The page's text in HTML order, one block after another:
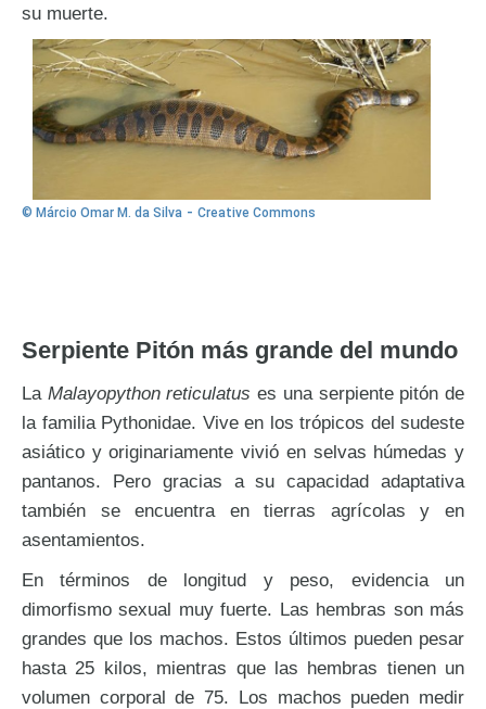
su muerte.
© Márcio Omar M. da Silva - Creative Commons
Serpiente Pitón más grande del mundo
La Malayopython reticulatuses una serpiente pitón de
la familia Pythonidae. Vive en los trópicos del sudeste
asiático y originariamente vivió en selvas húmedas y
pantanos. Pero gracias a su capacidad adaptativa
también se encuentra en tierras agrícolas y en
asentamientos.
En términos de longitud y peso, evidencia un
dimorfismo sexual muy fuerte. Las hembras son más
grandes que los machos. Estos últimos pueden pesar
hasta 25 kilos, mientras que las hembras tienen un
volumen corporal de 75. Los machos pueden medir